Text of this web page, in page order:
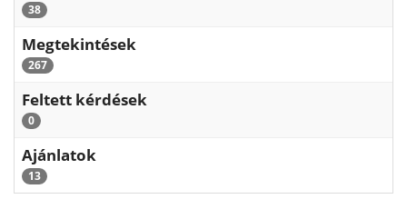
38
Megtekintések
267
Feltett kérdések
0
Ajánlatok
13